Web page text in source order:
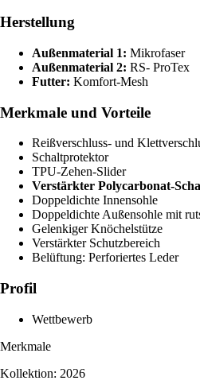
Herstellung
Außenmaterial 1: Mikrofaser
Außenmaterial 2: RS- ProTex
Futter: Komfort-Mesh
Merkmale und Vorteile
Reißverschluss- und
Schaltprotektor
TPU-Zehen-Slider
Verstärkter Polycarbonat-
Doppeldichte Innensohle
Doppeldichte Außensohle mit
Gelenkiger Knöchelstütze
Verstärkter Schutzbereich
Belüftung: Perforiertes Leder
Profil
Wettbewerb
Merkmale
Kollektion: 2026